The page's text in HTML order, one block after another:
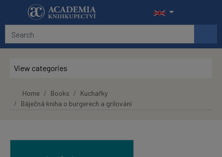
Skip to main content
View categories
Home Books
Kuchařky
Báječná kniha o burgerech a grilování